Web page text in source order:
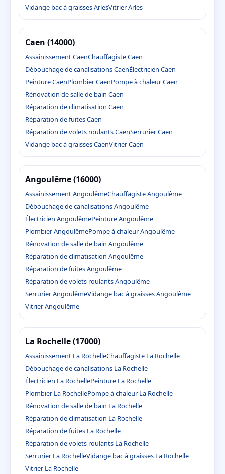
Vidange bac à graisses ArlesVitrier Arles
Caen (14000)
Assainissement CaenChauffagiste Caen
Débouchage de canalisations CaenÉlectricien Caen
Peinture CaenPlombier CaenPompe à chaleur Caen
Rénovation de salle de bain Caen
Réparation de climatisation Caen
Réparation de fuites Caen
Réparation de volets roulants CaenSerrurier Caen
Vidange bac à graisses CaenVitrier Caen
Angoulême (16000)
Assainissement AngoulêmeChauffagiste Angoulême
Débouchage de canalisations Angoulême
Électricien AngoulêmePeinture Angoulême
Plombier AngoulêmePompe à chaleur Angoulême
Rénovation de salle de bain Angoulême
Réparation de climatisation Angoulême
Réparation de fuites Angoulême
Réparation de volets roulants Angoulême
Serrurier AngoulêmeVidange bac à graisses Angoulême
Vitrier Angoulême
La Rochelle (17000)
Assainissement La RochelleChauffagiste La Rochelle
Débouchage de canalisations La Rochelle
Électricien La RochellePeinture La Rochelle
Plombier La RochellePompe à chaleur La Rochelle
Rénovation de salle de bain La Rochelle
Réparation de climatisation La Rochelle
Réparation de fuites La Rochelle
Réparation de volets roulants La Rochelle
Serrurier La RochelleVidange bac à graisses La Rochelle
Vitrier La Rochelle